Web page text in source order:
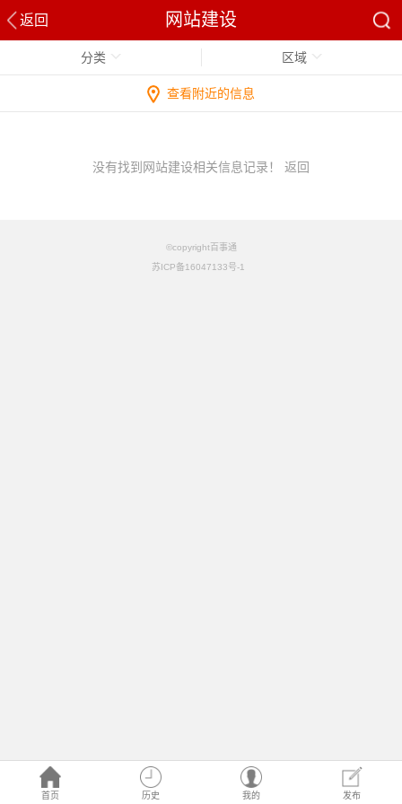
返回 网站建设
首页 历史 我的 发布
分类 区域
查看附近的信息
没有找到网站建设相关信息记录！ 返回
©copyright百事通
苏ICP备16047133号-1